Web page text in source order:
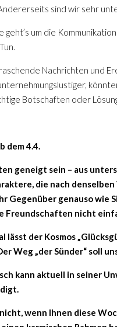
sind wir sehr
geht’s um die
Nachrichten und
Botschaften oder
dem 4.4.
geneigt sein – aus
die nach
Gegenüber genauso wie
Freundschaften nicht
lässt der Kosmos
Weg „der Sünder“ soll
kann aktuell in seiner
wenn Ihnen diese